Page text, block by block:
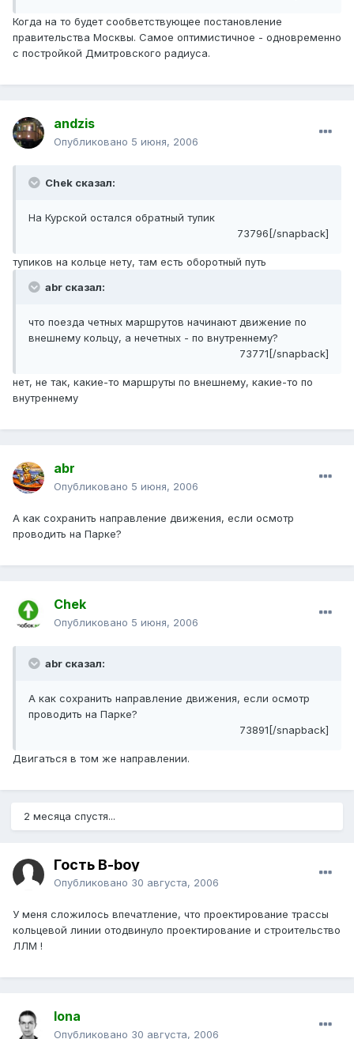
Когда на то будет сообветствующее постановление
правительства Москвы. Самое оптимистичное - одновременно
с постройкой Дмитровского радиуса.
andzis
Опубликовано 5 июня, 2006
Chek сказал:
На Курской остался обратный тупик
73796[/snapback]
тупиков на кольце нету, там есть оборотный путь
abr сказал:
что поезда четных маршрутов начинают движение по
внешнему кольцу, а нечетных - по внутреннему?
73771[/snapback]
нет, не так, какие-то маршруты по внешнему, какие-то по
внутреннему
abr
Опубликовано 5 июня, 2006
А как сохранить направление движения, если осмотр
проводить на Парке?
Chek
Опубликовано 5 июня, 2006
abr сказал:
А как сохранить направление движения, если осмотр
проводить на Парке?
73891[/snapback]
Двигаться в том же направлении.
2 месяца спустя...
Гость B-boy
Опубликовано 30 августа, 2006
У меня сложилось впечатление, что проектирование трассы
кольцевой линии отодвинуло проектирование и строительство
ЛЛМ !
Iona
Опубликовано 30 августа, 2006